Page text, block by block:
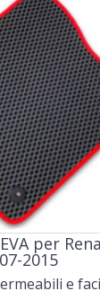
per
2015
e